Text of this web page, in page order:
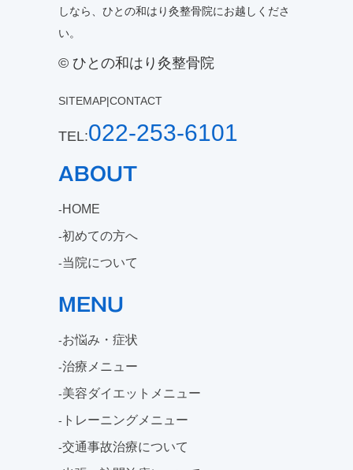
しなら、ひとの和はり灸整骨院にお越しくださ
い。
© ひとの和はり灸整骨院
SITEMAP|CONTACT
TEL:022-253-6101
ABOUT
HOME
初めての方へ
当院について
MENU
お悩み・症状
治療メニュー
美容ダイエットメニュー
トレーニングメニュー
交通事故治療について